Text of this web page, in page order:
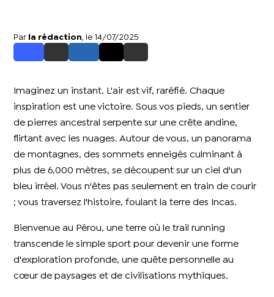
Par la rédaction , le 14/07/2025
Imaginez un instant. L'air est vif, raréfié. Chaque
inspiration est une victoire. Sous vos pieds, un sentier
de pierres ancestral serpente sur une crête andine,
flirtant avec les nuages. Autour de vous, un panorama
de montagnes, des sommets enneigés culminant à
plus de 6,000 mètres, se découpent sur un ciel d'un
bleu irréel. Vous n'êtes pas seulement en train de courir
; vous traversez l'histoire, foulant la terre des Incas.
Bienvenue au Pérou, une terre où le trail running
transcende le simple sport pour devenir une forme
d'exploration profonde, une quête personnelle au
cœur de paysages et de civilisations mythiques.